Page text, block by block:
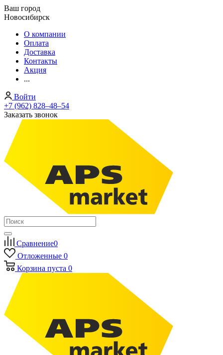
Ваш город
Новосибирск
О компании
Оплата
Доставка
Контакты
Акция
...
Войти
+7 (962) 828‒48‒54
Заказать звонок
Сравнение0
Отложенные 0
Корзина пуста 0